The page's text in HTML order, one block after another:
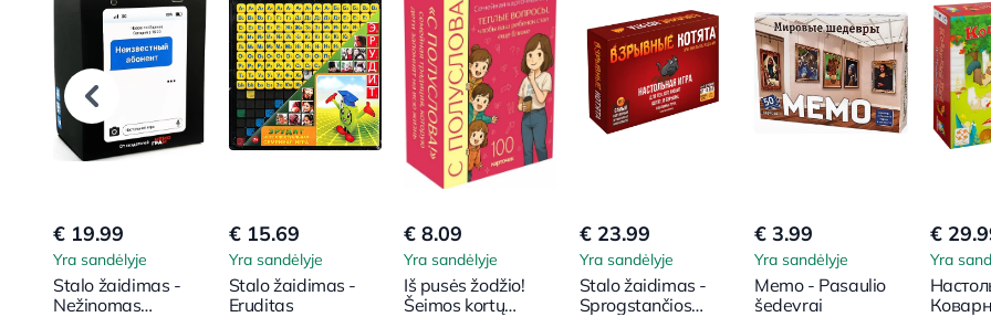
€ 19.99
Yra sandėlyje
Stalo žaidimas -
Nežinomas
€ 15.69
Yra sandėlyje
Stalo žaidimas -
Eruditas
€ 8.09
Yra sandėlyje
Iš pusės žodžio!
Šeimos kortų
€ 23.99
Yra sandėlyje
Stalo žaidimas -
Sprogstančios
€ 3.99
Yra sandėlyje
Memo - Pasaulio
šedevrai
€
Yra